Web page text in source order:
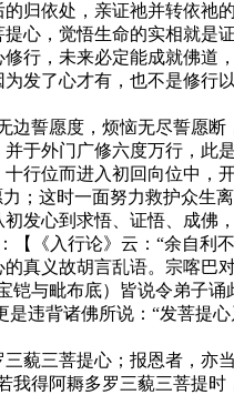
归依处，亲证祂并转依
心，觉悟生命的实相就
行，未来必定能成就佛道
了心才有，也不是修行
愿度，烦恼无尽誓愿断
于外门广修六度万行，
行位而进入初回向位中
；这时一面努力救护众
发心到求悟、证悟、成
【《入行论》云：“余自
真义故胡言乱语。宗喀
铠与毗布底）皆说令弟子
违背诸佛所说：“发菩提
三菩提心；报恩者，亦
我得阿耨多罗三藐三菩提